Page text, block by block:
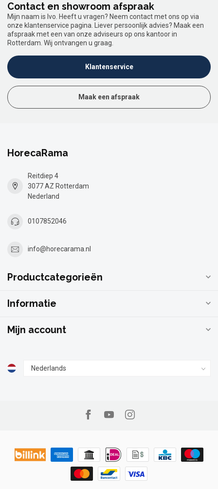
Contact en showroom afspraak
Mijn naam is Ivo. Heeft u vragen? Neem contact met ons op via
onze klantenservice pagina. Liever persoonlijk advies? Maak een
afspraak met een van onze adviseurs op ons kantoor in
Rotterdam. Wij ontvangen u graag.
Klantenservice
Maak een afspraak
HorecaRama
Reitdiep 4
3077 AZ Rotterdam
Nederland
0107852046
info@horecarama.nl
Productcategorieën
Informatie
Mijn account